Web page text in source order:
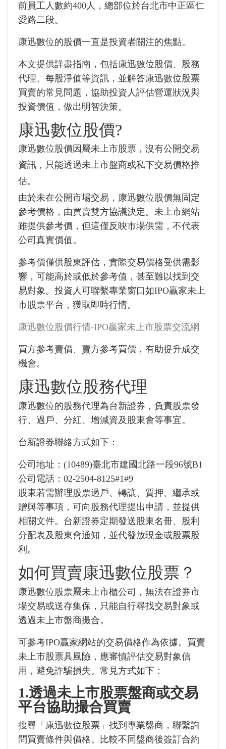
前員工人數約400人，總部位於台北市中正區仁
愛路二段。
康迅數位的股價一直是投資者關注的焦點。
本文提供詳盡指南，包括康迅數位股價、股務
代理、每股淨值等資訊，並解答康迅數位股票
買賣的常見問題，協助投資人評估營運狀況與
投資價值，做出明智決策。
康迅數位股價?
康迅數位股價因屬未上市股票，沒有公開交易
資訊，只能透過未上市盤商或私下交易價格推
估。
由於未在公開市場交易，康迅數位股價無固定
參考價格，由買賣雙方協議決定。未上市網站
雖提供參考價，但這僅反映市場供需，不代表
公司真實價值。
參考價僅供股東評估，實際交易價格受供需影
響，可能高於或低於參考值，甚至難以找到交
易對象。投資人可聯繫專業窗口如IPO贏家未上
市股票平台，獲取即時行情。
康迅數位股價行情-IPO贏家未上市股票交流網
買方參考賣價、賣方參考買價，有助提升成交
機會。
康迅數位股務代理
康迅數位的股務代理為台新證券，負責股票發
行、過戶、分紅、增減資及股東會等事宜。
台新證券聯絡方式如下：
公司地址：(10489)臺北市建國北路一段96號B1
公司電話：02-2504-8125#1#9
股東若需辦理股票過戶、轉讓、質押、繼承或
贈與等事項，可向股務代理提出申請，並提供
相關文件。台新證券定期發送股東名冊、股利
分配表及股東會通知，並代發放現金或股票股
利。
如何買賣康迅數位股票？
康迅數位股票屬未上市櫃公司，無法在證券市
場交易或送存集保，只能自行尋找交易對象或
透過未上市盤商撮合。
可參考IPO贏家網站的交易價格作為依據。買賣
未上市股票具風險，應審慎評估交易對象信
用，避免詐騙損失。常見方式如下：
1.透過未上市股票盤商或交易
平台協助撮合買賣
搜尋「康迅數位股票」找到專業盤商，聯繫詢
問買賣條件與價格。比較不同盤商後簽訂合約